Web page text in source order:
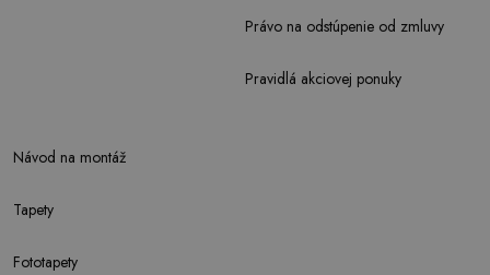
Návod na montáž
Tapety
Fototapety
Právo na odstúpenie od zmluvy
Pravidlá akciovej ponuky